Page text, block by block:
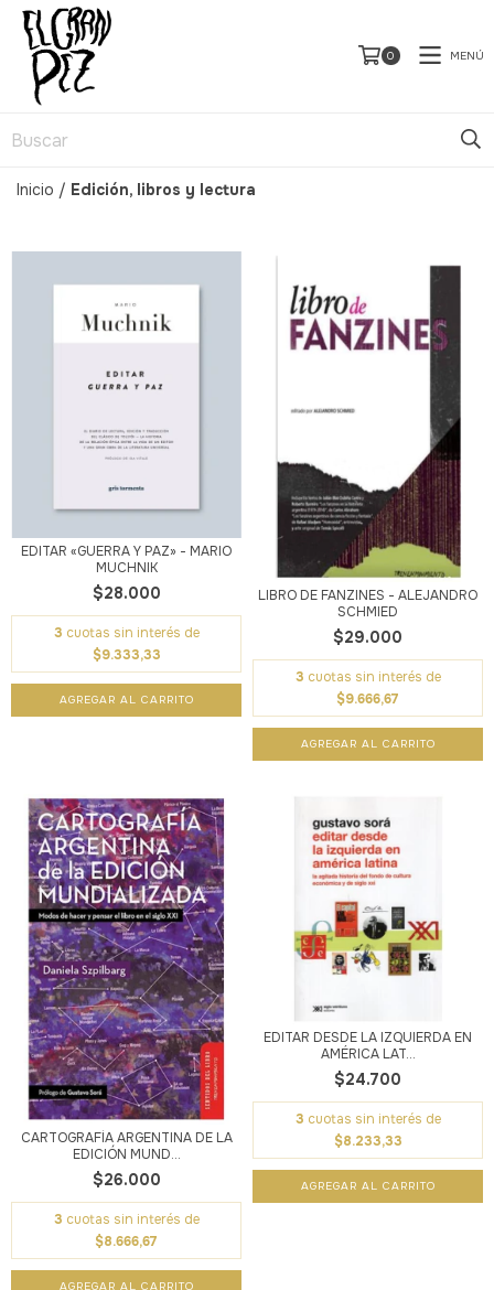
0 MENÚ
Inicio / Edición, libros y lectura
EDITAR «GUERRA Y PAZ» - MARIO
MUCHNIK
$28.000
3 cuotas sin interés de
$9.333,33
LIBRO DE FANZINES - ALEJANDRO
SCHMIED
$29.000
3 cuotas sin interés de
$9.666,67
CARTOGRAFÍA ARGENTINA DE LA
EDICIÓN MUND...
$26.000
3 cuotas sin interés de
$8.666,67
EDITAR DESDE LA IZQUIERDA EN
AMÉRICA LAT...
$24.700
3 cuotas sin interés de
$8.233,33